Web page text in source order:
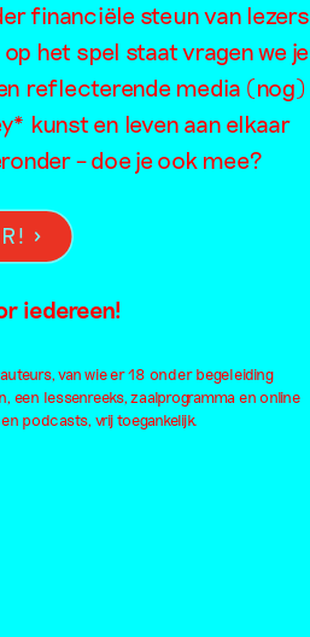
financiële steun van lezers
het spel staat vragen we je
reflecterende media (nog)
kunst en leven aan elkaar
– doe je ook mee?
iedereen!
van wie er 18 onder begeleiding
een lessenreeks, zaalprogramma en online
podcasts, vrij toegankelijk.